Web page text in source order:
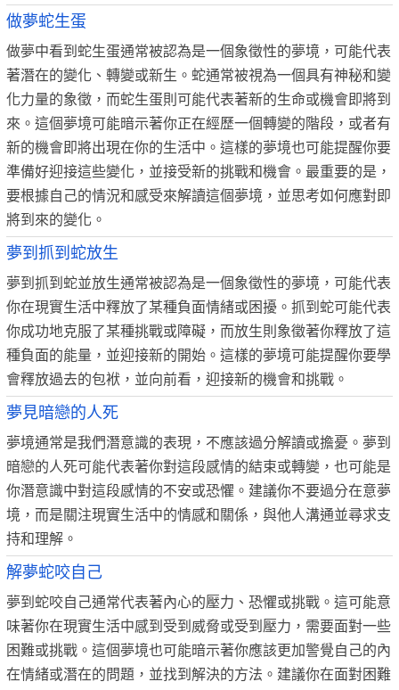
做夢蛇生蛋
做夢中看到蛇生蛋通常被認為是一個象徵性的夢境，可能代表
著潛在的變化、轉變或新生。蛇通常被視為一個具有神秘和變
化力量的象徵，而蛇生蛋則可能代表著新的生命或機會即將到
來。這個夢境可能暗示著你正在經歷一個轉變的階段，或者有
新的機會即將出現在你的生活中。這樣的夢境也可能提醒你要
準備好迎接這些變化，並接受新的挑戰和機會。最重要的是，
要根據自己的情況和感受來解讀這個夢境，並思考如何應對即
將到來的變化。
夢到抓到蛇放生
夢到抓到蛇並放生通常被認為是一個象徵性的夢境，可能代表
你在現實生活中釋放了某種負面情緒或困擾。抓到蛇可能代表
你成功地克服了某種挑戰或障礙，而放生則象徵著你釋放了這
種負面的能量，並迎接新的開始。這樣的夢境可能提醒你要學
會釋放過去的包袱，並向前看，迎接新的機會和挑戰。
夢見暗戀的人死
夢境通常是我們潛意識的表現，不應該過分解讀或擔憂。夢到
暗戀的人死可能代表著你對這段感情的結束或轉變，也可能是
你潛意識中對這段感情的不安或恐懼。建議你不要過分在意夢
境，而是關注現實生活中的情感和關係，與他人溝通並尋求支
持和理解。
解夢蛇咬自己
夢到蛇咬自己通常代表著內心的壓力、恐懼或挑戰。這可能意
味著你在現實生活中感到受到威脅或受到壓力，需要面對一些
困難或挑戰。這個夢境也可能暗示著你應該更加警覺自己的內
在情緒或潛在的問題，並找到解決的方法。建議你在面對困難